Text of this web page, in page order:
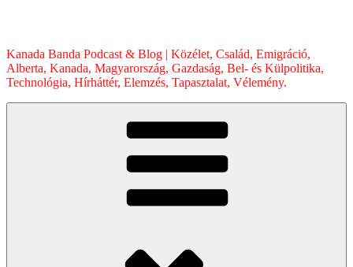
Kanada Banda Podcast & Blog | Közélet, Család, Emigráció,
Alberta, Kanada, Magyarország, Gazdaság, Bel- és Külpolitika,
Technológia, Hírháttér, Elemzés, Tapasztalat, Vélemény.